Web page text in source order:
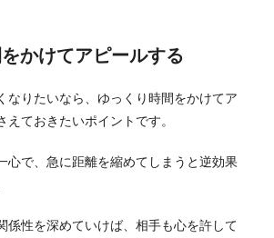
かけてアピールする
なりたいなら、ゆっくり時間をかけてア
えておきたいポイントです。
心で、急に距離を縮めてしまうと逆効果
係性を深めていけば、相手も心を許して